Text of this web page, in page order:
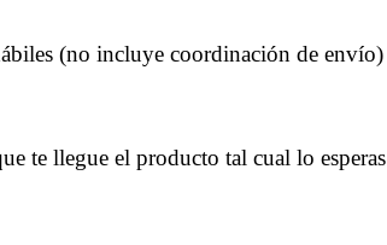
(no incluye coordinación de envío)
te llegue el producto tal cual lo esperas